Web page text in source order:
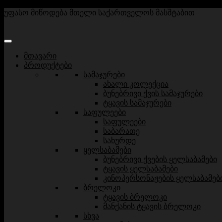
უფასო მიწოდება მთელი საქართველოს მასშტაბით
მთავარი
პროდუქტები
სამაჯურები
ახალი კოლექცია
ბუნებრივი ქვის სამაჯურები
ტყავის სამაჯურები
საფულეები
საფულეები
საბარათე
სახურდე
ყელსაბამები
ბუნებრივი ქვების ყელსაბამები
ტყავის ყელსაბამები
კინოპერსონაჟების
ბრელოკი
ტყავის ბრელოკი
მანქანის ტყავის ბრელოკი
სხვა